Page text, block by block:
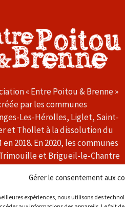
Gérer le consentement aux
expériences, nous utilisons des
« Entre Poitou & Brenne »
par les communes
Les-Hérolles, Liglet, Saint-
et Thollet à la dissolution du
en 2018. En 2020, les communes
et Brigueil-le-Chantre
L’association a pour
de promouvoir les activités et
du Sud-Vienne.